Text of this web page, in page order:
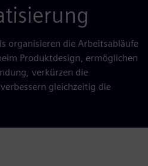
organisieren die Arbeitsabläufe
Produktdesign, ermöglichen
verkürzen die
gleichzeitig die